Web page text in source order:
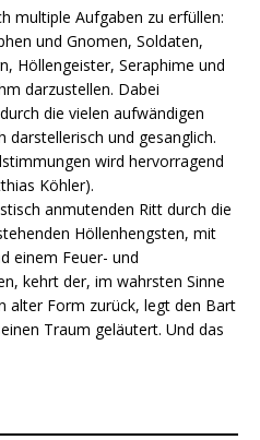
multiple Aufgaben zu erfüllen:
und Gnomen, Soldaten,
Höllengeister, Seraphime und
darzustellen. Dabei
die vielen aufwändigen
darstellerisch und gesanglich.
wird hervorragend
Köhler).
anmutenden Ritt durch die
Höllenhengsten, mit
einem Feuer- und
kehrt der, im wahrsten Sinne
alter Form zurück, legt den Bart
Traum geläutert. Und das